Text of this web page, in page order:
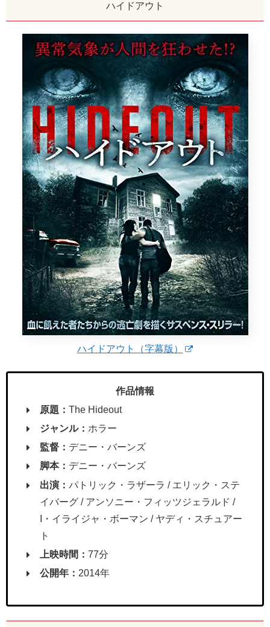
ハイドアウト
ハイドアウト（字幕版）
作品情報
原題：The Hideout
ジャンル： ホラー
監督： デニー・バーンズ
脚本： デニー・バーンズ
出演：パトリック・ラザーラ / エリック・ステ
イバーグ / アンソニー・フィッツジェラルド /
I・イライジャ・ボーマン / ヤディ・スチュアー
ト
上映時間：77分
公開年： 2014年